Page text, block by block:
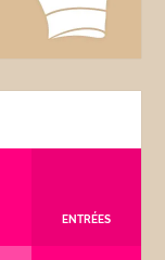
ENTRÉES